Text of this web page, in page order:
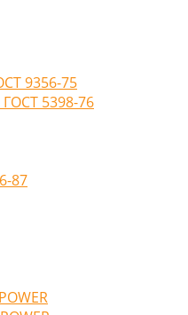
9356-75
5398-76
87